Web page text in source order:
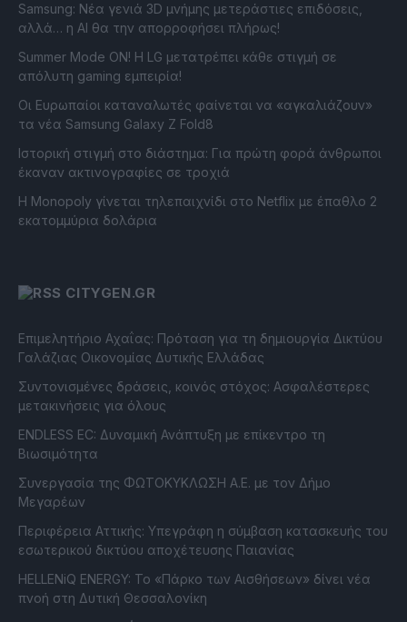
Samsung: Νέα γενιά 3D μνήμης μετεράστιες επιδόσεις,
αλλά… η AI θα την απορροφήσει πλήρως!
Summer Mode ON! Η LG μετατρέπει κάθε στιγμή σε
απόλυτη gaming εμπειρία!
Οι Ευρωπαίοι καταναλωτές φαίνεται να «αγκαλιάζουν»
τα νέα Samsung Galaxy Z Fold8
Ιστορική στιγμή στο διάστημα: Για πρώτη φορά άνθρωποι
έκαναν ακτινογραφίες σε τροχιά
Η Monopoly γίνεται τηλεπαιχνίδι στο Netflix με έπαθλο 2
εκατομμύρια δολάρια
CITYGEN.GR
Επιμελητήριο Αχαΐας: Πρόταση για τη δημιουργία Δικτύου
Γαλάζιας Οικονομίας Δυτικής Ελλάδας
Συντονισμένες δράσεις, κοινός στόχος: Ασφαλέστερες
μετακινήσεις για όλους
ENDLESS EC: Δυναμική Ανάπτυξη με επίκεντρο τη
Βιωσιμότητα
Συνεργασία της ΦΩΤΟΚΥΚΛΩΣΗ Α.Ε. με τον Δήμο
Μεγαρέων
Περιφέρεια Αττικής: Υπεγράφη η σύμβαση κατασκευής του
εσωτερικού δικτύου αποχέτευσης Παιανίας
HELLENiQ ENERGY: Το «Πάρκο των Αισθήσεων» δίνει νέα
πνοή στη Δυτική Θεσσαλονίκη